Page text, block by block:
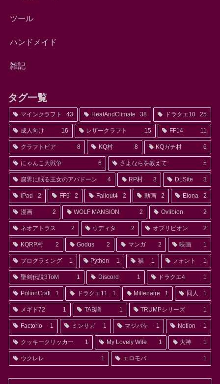
ツール
ハンドメイド
雑記
タグ一覧
マインクラフト 43 HeatAndClimate 38 ドラクエ10 25
成人向け 16 レザークラフト 15 FF14 11
クラフトピア 8 KQ村 8 KQガチ村 6
にゃんこ大戦争 6 さよならを教えて 5
腐界に眠る王女のアバドーン 4 RP村 3 DLSite 3
iPad 2 FF9 2 Fallout4 2 動画 2 Elona 2
漫画 2 WOLF MANSION 2 Ovlibion 2
ネオアトラス 2 ウディタ 2 オブリビオン 2
KQRP村 2 Godus 2 マンガ 2 映画 1
プログラミング 1 Python 1 猫 1 フォント 1
聖剣伝説3ToM 1 Discord 1 ドラクエ4 1
PotionCraft 1 ドラクエ11 1 Millenaire 1 同人 1
メギド72 1 TAB譜 1 TRUMPシリーズ 1
Factorio 1 ミンサガ 1 マジバケ 1 Notion 1
クッキークリッカー 1 My Lovely Wife 1 大神 1
ウクレレ 1 エロモバ 1